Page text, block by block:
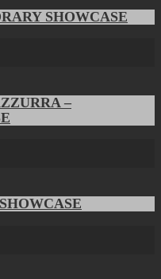
SHOWCASE
–